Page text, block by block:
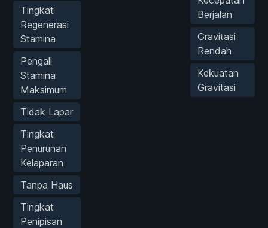
Tingkat
Regenerasi
Stamina
Pengali
Stamina
Maksimum
Tidak Lapar
Tingkat
Penurunan
Kelaparan
Tanpa Haus
Tingkat
Penipisan
Berjalan
Gravitasi
Rendah
Kekuatan
Gravitasi